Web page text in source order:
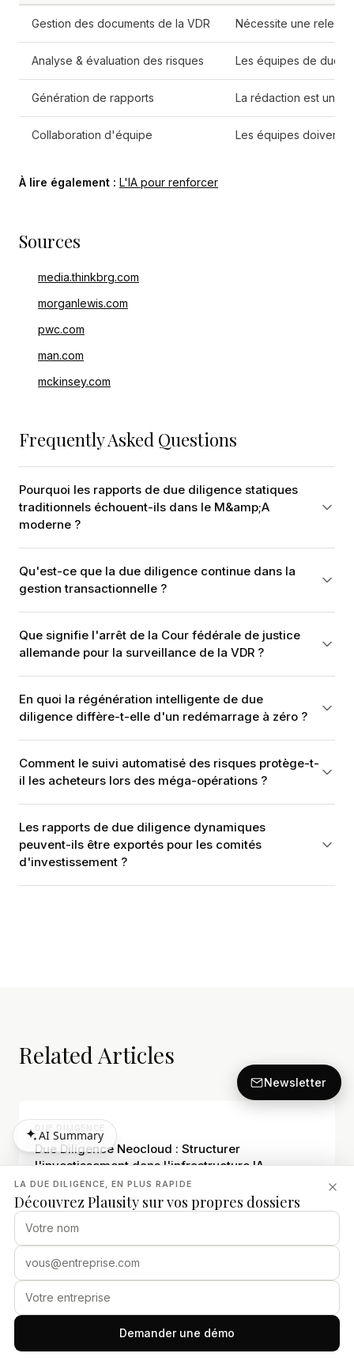
Gestion des documents de la VDR Nécessite une
Analyse & évaluation des risques Les équipes de due
Génération de rapports La rédaction est un
Collaboration d'équipe Les équipes doivent
À lire également : L'IA pour renforcer
Sources
media.thinkbrg.com
morganlewis.com
pwc.com
man.com
mckinsey.com
Frequently Asked Questions
Pourquoi les rapports de due diligence statiques
traditionnels échouent-ils dans le M&amp;A
moderne ?
Qu'est-ce que la due diligence continue dans la
gestion transactionnelle ?
Que signifie l'arrêt de la Cour fédérale de justice
allemande pour la surveillance de la VDR ?
En quoi la régénération intelligente de due
diligence diffère-t-elle d'un redémarrage à zéro ?
Comment le suivi automatisé des risques protège-t-
il les acheteurs lors des méga-opérations ?
Les rapports de due diligence dynamiques
peuvent-ils être exportés pour les comités
d'investissement ?
Related Articles
DUE DILIGENCE
Due Diligence Neocloud : Structurer
l'investissement dans l'infrastructure IA
6 août 2026· 13 min read
DUE DILIGENCE
Due diligence du risque de crédit lié à l'IA pour
les prêteurs de logiciels
LA DUE DILIGENCE, EN PLUS RAPIDE
Découvrez Plausity sur vos propres dossiers
Demander une démo
AI Summary
AI Summary
Newsletter